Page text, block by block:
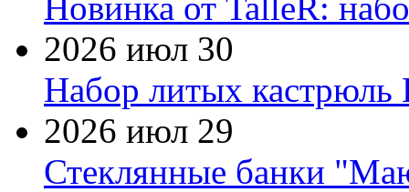
2026 июл 30
Набор литых кастрюль
2026 июл 29
Стеклянные банки